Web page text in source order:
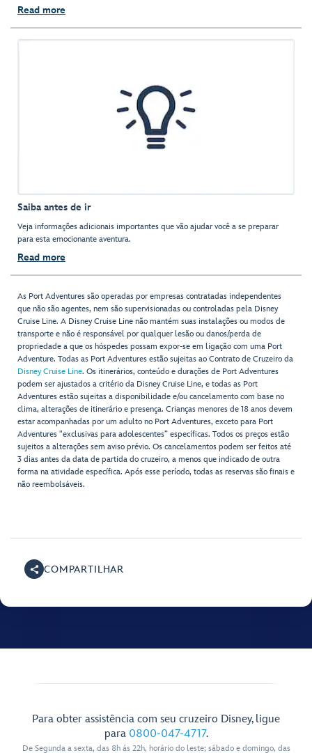
Read more
Saiba antes de ir
Veja informações adicionais importantes que vão ajudar você a se preparar
para esta emocionante aventura.
Read more
As Port Adventures são operadas por empresas contratadas independentes
que não são agentes, nem são supervisionadas ou controladas pela Disney
Cruise Line. A Disney Cruise Line não mantém suas instalações ou modos de
transporte e não é responsável por qualquer lesão ou danos/perda de
propriedade a que os hóspedes possam expor-se em ligação com uma Port
Adventure. Todas as Port Adventures estão sujeitas ao Contrato de Cruzeiro da
Disney Cruise Line. Os itinerários, conteúdo e durações de Port Adventures
podem ser ajustados a critério da Disney Cruise Line, e todas as Port
Adventures estão sujeitas a disponibilidade e/ou cancelamento com base no
clima, alterações de itinerário e presença. Crianças menores de 18 anos devem
estar acompanhadas por um adulto no Port Adventures, exceto para Port
Adventures "exclusivas para adolescentes” específicas. Todos os preços estão
sujeitos a alterações sem aviso prévio. Os cancelamentos podem ser feitos até
3 dias antes da data de partida do cruzeiro, a menos que indicado de outra
forma na atividade específica. Após esse período, todas as reservas são finais e
não reembolsáveis.
COMPARTILHAR
Para obter assistência com seu cruzeiro Disney, ligue
para 0800-047-4717.
De Segunda a sexta, das 8h ás 22h, horário do leste; sábado e domingo, das